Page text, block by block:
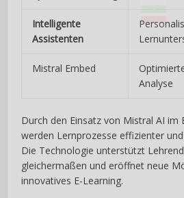
Intelligente
Assistenten
Mistral Embed
Analyse
Durch den Einsatz von Mistral AI im
werden Lernprozesse effizienter
Die Technologie unterstützt
gleichermaßen und eröffnet neue
innovatives E-Learning.
JA, ​jetzt PDF